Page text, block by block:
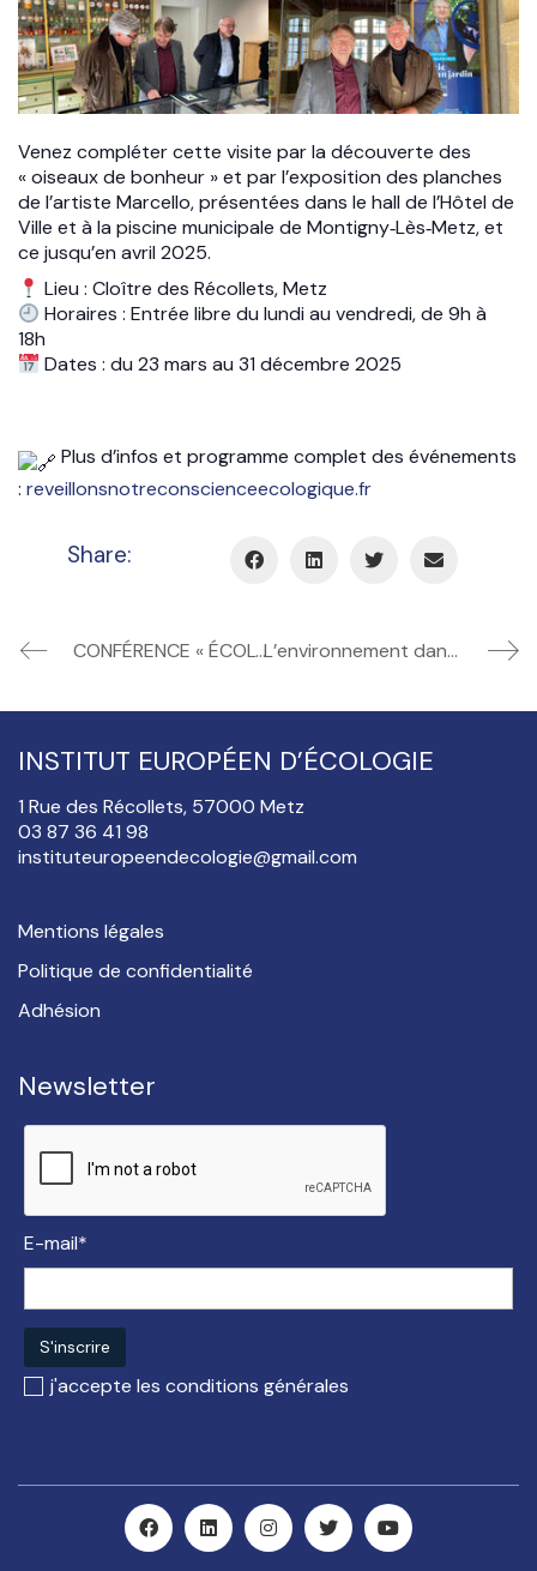
Venez compléter cette visite par la découverte des
« oiseaux de bonheur » et par l’exposition des planches
de l’artiste Marcello, présentées dans le hall de l’Hôtel de
Ville et à la piscine municipale de Montigny‑Lès‑Metz, et
ce jusqu’en avril 2025.
Lieu : Cloître des Récollets, Metz
Horaires : Entrée libre du lundi au vendredi, de 9h à
18h
Dates : du 23 mars au 31 décembre 2025
Plus d’infos et programme complet des événements
: reveillonsnotreconscienceecologique.fr
Share:
CONFÉRENCE « ÉCOLOGIE URBAINE – Jean-Marie PELT ET Robert SCHUMAN » L’environnement dans l’Action – Retrouvez-nous pour Nettoyer la Moselle
INSTITUT EUROPÉEN D’ÉCOLOGIE
1 Rue des Récollets, 57000 Metz
03 87 36 41 98
instituteuropeendecologie@gmail.com
Mentions légales
Politique de confidentialité
Adhésion
Newsletter
E-mail*
j'accepte les conditions générales